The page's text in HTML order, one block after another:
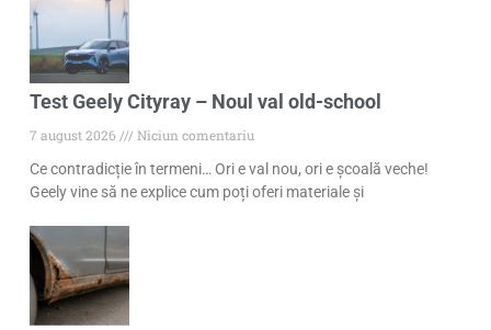
Test Geely Cityray – Noul val old-school
7 august 2026
Niciun comentariu
Ce contradicție în termeni… Ori e val nou, ori e școală veche!
Geely vine să ne explice cum poți oferi materiale și